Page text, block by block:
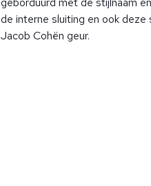
de interne sluiting en ook
Jacob Cohën geur.